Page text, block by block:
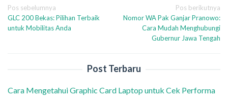
Navigasi
pos
Pos sebelumnya
GLC 200 Bekas: Pilihan Terbaik
untuk Mobilitas Anda
Pos berikutnya
Nomor WA Pak Ganjar Pranowo:
Cara Mudah Menghubungi
Gubernur Jawa Tengah
Post Terbaru
Cara Mengetahui Graphic Card Laptop untuk Cek Performa